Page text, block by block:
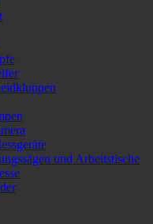
und Arbeitstische